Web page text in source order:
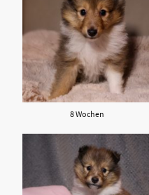
8 Wochen